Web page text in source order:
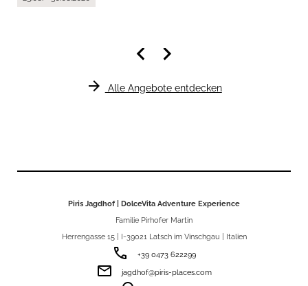
keyboard_arrow_left keyboard_arrow_right
arrow_forward Alle Angebote entdecken
Piris Jagdhof | DolceVita Adventure Experience
Familie Pirhofer Martin
Herrengasse 15 | I-39021 Latsch im Vinschgau | Italien
phone +39 0473 622299
email jagdhof@piris-places.com